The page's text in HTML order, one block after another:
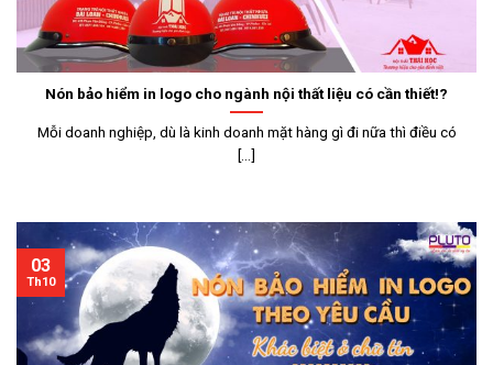
Nón bảo hiểm in logo cho ngành nội thất liệu có cần thiết!?
Mỗi doanh nghiệp, dù là kinh doanh mặt hàng gì đi nữa thì điều có
[...]
03
Th10